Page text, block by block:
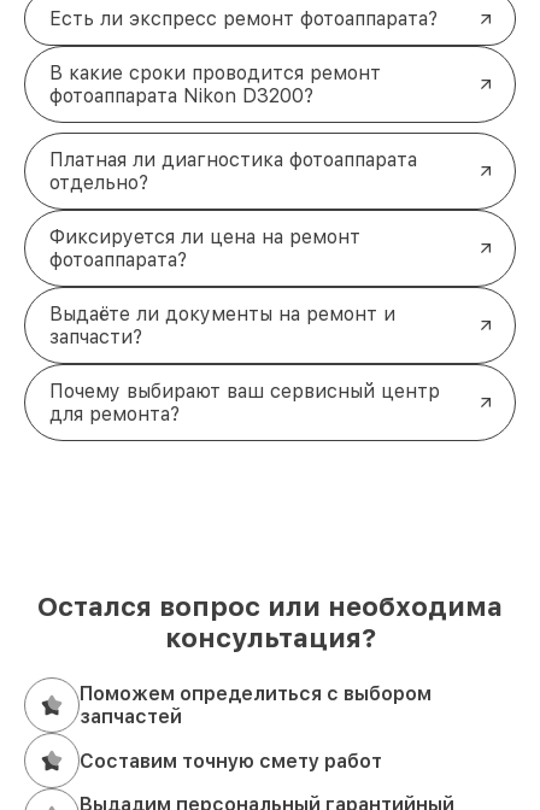
Есть ли экспресс ремонт фотоаппарата?
В какие сроки проводится ремонт
фотоаппарата Nikon D3200?
Платная ли диагностика фотоаппарата
отдельно?
Фиксируется ли цена на ремонт
фотоаппарата?
Выдаёте ли документы на ремонт и
запчасти?
Почему выбирают ваш сервисный центр
для ремонта?
Остался вопрос или необходима
консультация?
Поможем определиться с выбором
запчастей
Составим точную смету работ
Выдадим персональный гарантийный